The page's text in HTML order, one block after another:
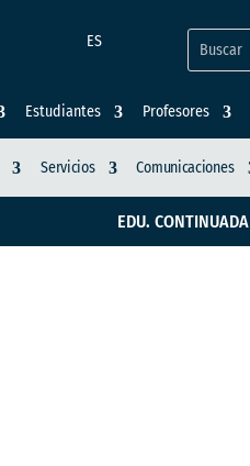
ES
Estudiantes Profesores
Servicios Comunicaciones
EDU. CONTINUADA